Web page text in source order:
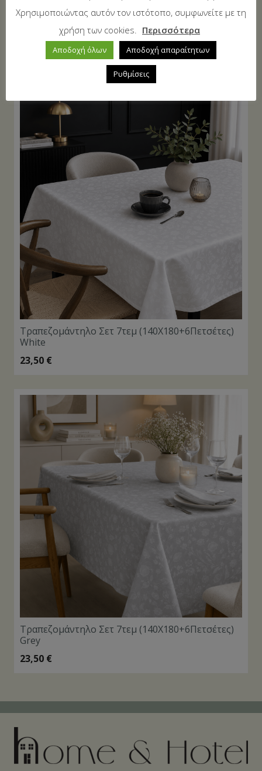
Τραπεζομάντηλο 140Χ280 Beige
19,00€
Τραπεζομάντηλο Σετ 7τεμ (140Χ180+6Πετσέτες)
White
23,50 €
Τραπεζομάντηλο Σετ 7τεμ (140Χ180+6Πετσέτες)
Grey
23,50 €
Χρησιμοποιώντας αυτόν τον ιστότοπο, συμφωνείτε με τη
χρήση των cookies.
Περισσότερα
Αποδοχή όλων Αποδοχή απαραίτητων
Ρυθμίσεις